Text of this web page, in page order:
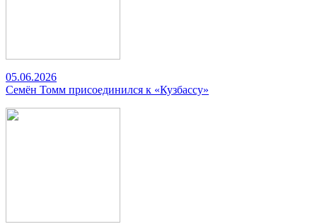
05.06.2026
Семён Томм присоединился к «Кузбассу»